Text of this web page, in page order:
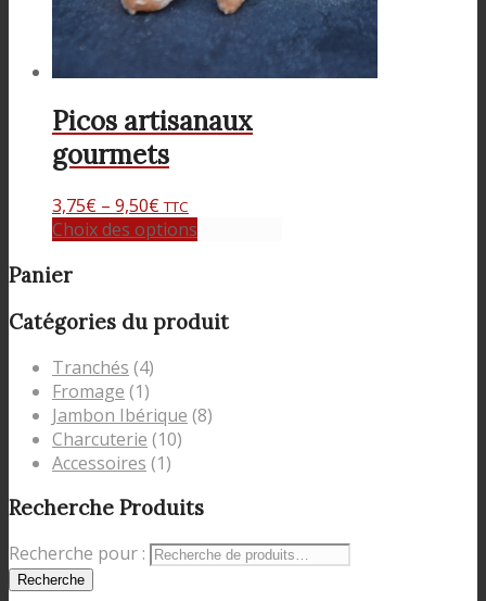
Picos artisanaux
gourmets
3,75€ – 9,50€ TTC
Choix des options
Panier
Catégories du produit
Tranchés (4)
Fromage (1)
Jambon Ibérique (8)
Charcuterie (10)
Accessoires (1)
Recherche Produits
Recherche pour :
Recherche